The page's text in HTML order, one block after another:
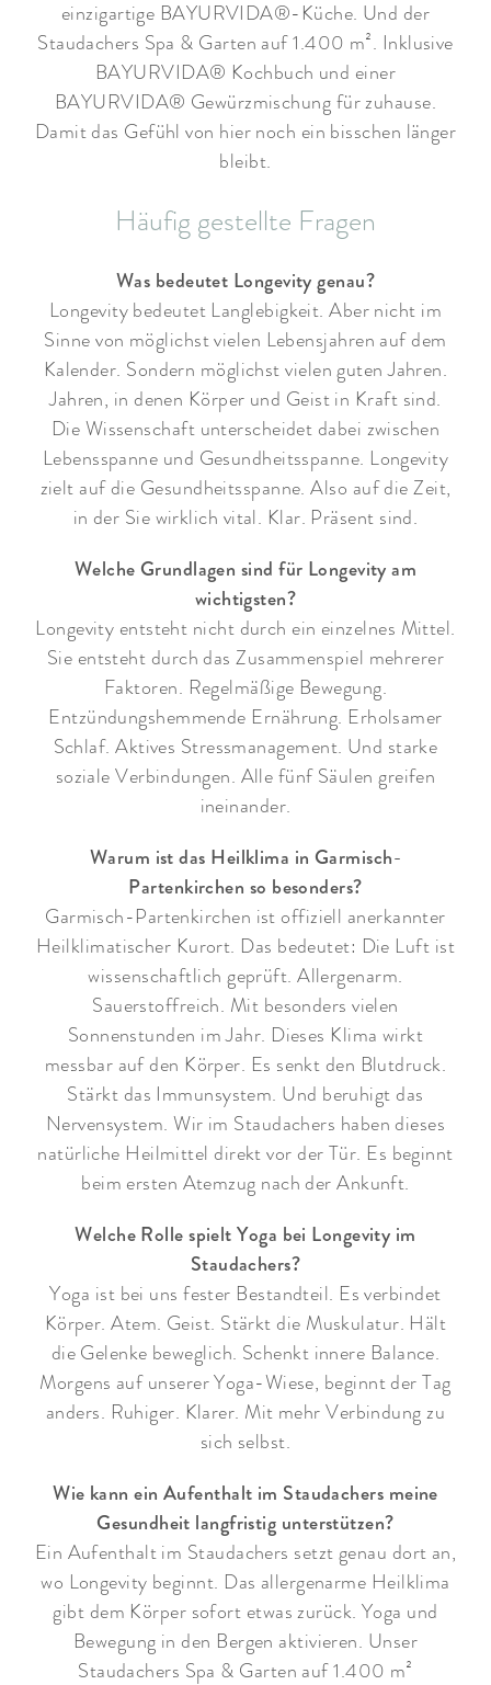
einzigartige BAYURVIDA®-Küche. Und der
Staudachers Spa & Garten auf 1.400 m². Inklusive
BAYURVIDA® Kochbuch und einer
BAYURVIDA® Gewürzmischung für zuhause.
Damit das Gefühl von hier noch ein bisschen länger
bleibt.
Häufig gestellte Fragen
Was bedeutet Longevity genau?
Longevity bedeutet Langlebigkeit. Aber nicht im
Sinne von möglichst vielen Lebensjahren auf dem
Kalender. Sondern möglichst vielen guten Jahren.
Jahren, in denen Körper und Geist in Kraft sind.
Die Wissenschaft unterscheidet dabei zwischen
Lebensspanne und Gesundheitsspanne. Longevity
zielt auf die Gesundheitsspanne. Also auf die Zeit,
in der Sie wirklich vital. Klar. Präsent sind.
Welche Grundlagen sind für Longevity am
wichtigsten?
Longevity entsteht nicht durch ein einzelnes Mittel.
Sie entsteht durch das Zusammenspiel mehrerer
Faktoren. Regelmäßige Bewegung.
Entzündungshemmende Ernährung. Erholsamer
Schlaf. Aktives Stressmanagement. Und starke
soziale Verbindungen. Alle fünf Säulen greifen
ineinander.
Warum ist das Heilklima in Garmisch-
Partenkirchen so besonders?
Garmisch-Partenkirchen ist offiziell anerkannter
Heilklimatischer Kurort. Das bedeutet: Die Luft ist
wissenschaftlich geprüft. Allergenarm.
Sauerstoffreich. Mit besonders vielen
Sonnenstunden im Jahr. Dieses Klima wirkt
messbar auf den Körper. Es senkt den Blutdruck.
Stärkt das Immunsystem. Und beruhigt das
Nervensystem. Wir im Staudachers haben dieses
natürliche Heilmittel direkt vor der Tür. Es beginnt
beim ersten Atemzug nach der Ankunft.
Welche Rolle spielt Yoga bei Longevity im
Staudachers?
Yoga ist bei uns fester Bestandteil. Es verbindet
Körper. Atem. Geist. Stärkt die Muskulatur. Hält
die Gelenke beweglich. Schenkt innere Balance.
Morgens auf unserer Yoga-Wiese, beginnt der Tag
anders. Ruhiger. Klarer. Mit mehr Verbindung zu
sich selbst.
Wie kann ein Aufenthalt im Staudachers meine
Gesundheit langfristig unterstützen?
Ein Aufenthalt im Staudachers setzt genau dort an,
wo Longevity beginnt. Das allergenarme Heilklima
gibt dem Körper sofort etwas zurück. Yoga und
Bewegung in den Bergen aktivieren. Unser
Staudachers Spa & Garten auf 1.400 m²